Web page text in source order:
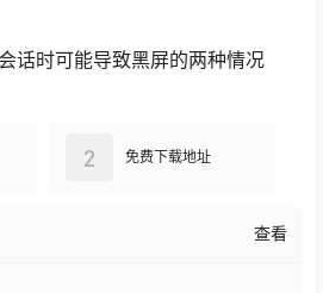
话时可能导致黑屏的两种情况
免费下载地址
2
查看